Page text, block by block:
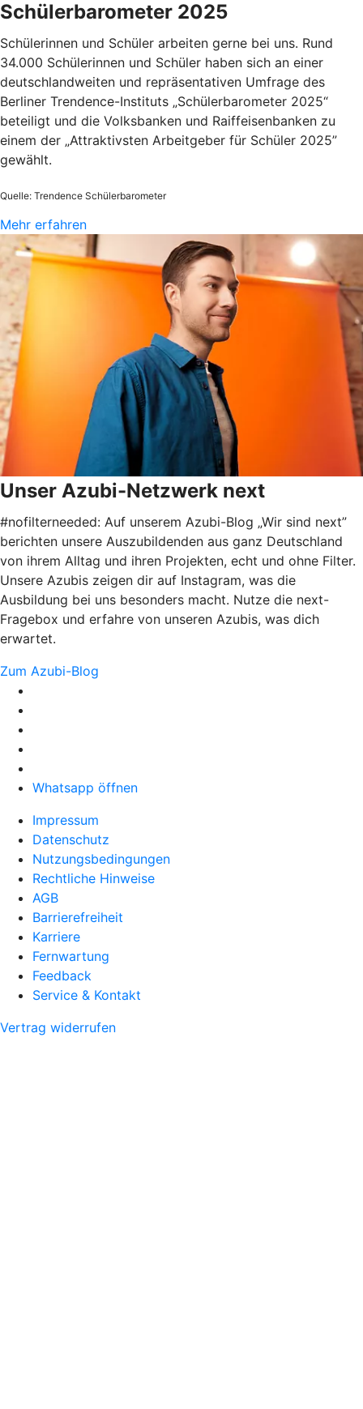
Schülerbarometer 2025
Schülerinnen und Schüler arbeiten gerne bei uns. Rund
34.000 Schülerinnen und Schüler haben sich an einer
deutschlandweiten und repräsentativen Umfrage des
Berliner Trendence-Instituts „Schülerbarometer 2025“
beteiligt und die Volksbanken und Raiffeisenbanken zu
einem der „Attraktivsten Arbeitgeber für Schüler 2025”
gewählt.
Quelle: Trendence Schülerbarometer
Mehr erfahren
Unser Azubi-Netzwerk next
#nofilterneeded: Auf unserem Azubi-Blog „Wir sind next”
berichten unsere Auszubildenden aus ganz Deutschland
von ihrem Alltag und ihren Projekten, echt und ohne Filter.
Unsere Azubis zeigen dir auf Instagram, was die
Ausbildung bei uns besonders macht. Nutze die next-
Fragebox und erfahre von unseren Azubis, was dich
erwartet.
Zum Azubi-Blog
Whatsapp öffnen
Impressum
Datenschutz
Nutzungsbedingungen
Rechtliche Hinweise
AGB
Barrierefreiheit
Karriere
Fernwartung
Feedback
Service & Kontakt
Vertrag widerrufen